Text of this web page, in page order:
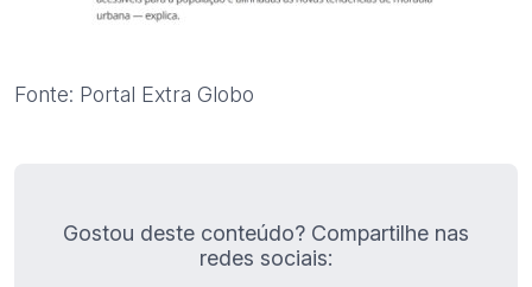
Fonte: Portal Extra Globo
Gostou deste conteúdo? Compartilhe nas
redes sociais: